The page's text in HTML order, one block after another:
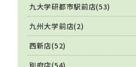
九大学研都市駅前店(53)
九州大学前店(2)
西新店(52)
別府店(54)